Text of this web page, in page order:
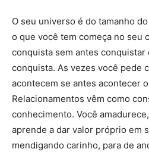
O seu universo é do tamanho
o que você tem começa no seu
conquista sem antes
conquista. As vezes você pede
acontecem se antes acontecer
Relacionamentos vêm como
conhecimento. Você
aprende a dar valor próprio em
mendigando carinho, para de